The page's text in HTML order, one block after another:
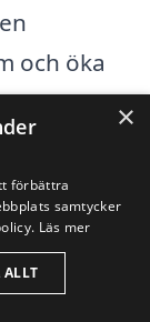
och öka
och
flera
kan
olika
×
förbättra
samtycker
Läs mer
ALLT